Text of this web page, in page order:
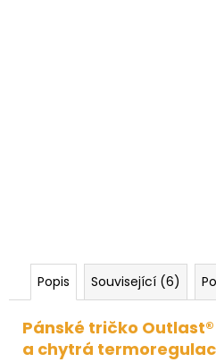
Popis Související (6)
Pánské tričko
a chytrá